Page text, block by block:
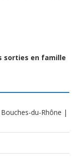
sorties en famille
du-Rhône |